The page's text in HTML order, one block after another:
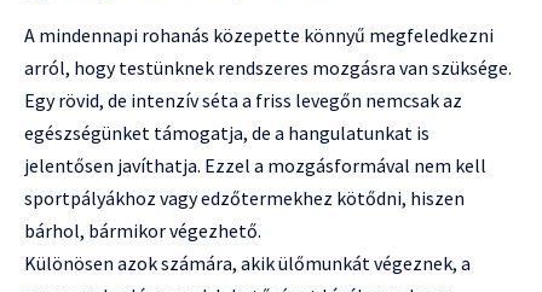
A mindennapi rohanás közepette könnyű megfeledkezni
arról, hogy testünknek rendszeres mozgásra van szüksége.
Egy rövid, de intenzív séta a friss levegőn nemcsak az
egészségünket támogatja, de a hangulatunkat is
jelentősen javíthatja. Ezzel a mozgásformával nem kell
sportpályákhoz vagy edzőtermekhez kötődni, hiszen
bárhol, bármikor végezhető.
Különösen azok számára, akik ülőmunkát végeznek, a